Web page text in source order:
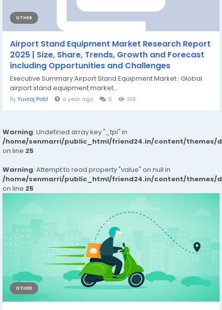
OTHER
Airport Stand Equipment Market Research Report
2025 | Size, Share, Trends, Growth and Forecast
including Opportunities and Challenges
Executive Summary Airport Stand Equipment Market : Global
airport stand equipment market...
ByYuvraj Patil a year ago 0 198
Warning: Undefined array key "_tpl" in
/home/senmarri/public_html/friend24.in/content/themes/
on line 25
Warning: Attempt to read property "value" on null in
/home/senmarri/public_html/friend24.in/content/themes/
on line 25
OTHER